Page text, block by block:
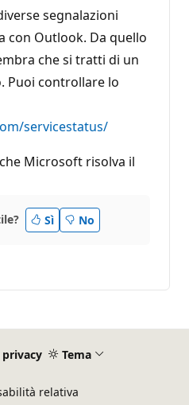
segnalazioni
con Outlook. Da quello
che si tratti di un
Puoi controllare lo
servicestatus/
Microsoft risolva il
Sì No
privacy Tema
relativa